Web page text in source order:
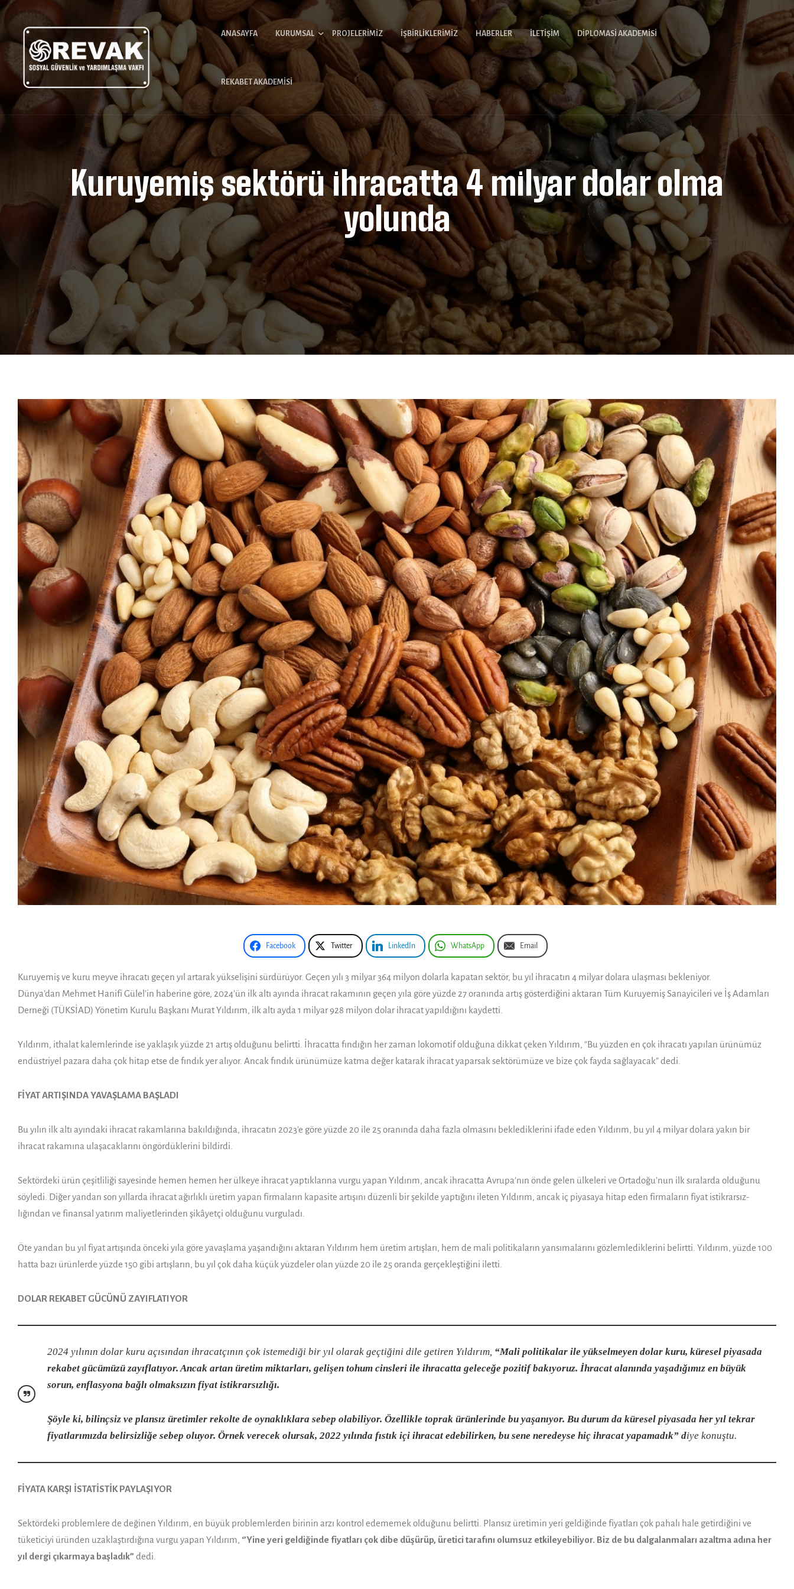
ANASAYFA KURUMSAL PROJELERIMIZ İŞBIRLIKLERIMIZ HABERLER İLETIŞIM DIPLOMASI AKADEMISI
REKABET AKADEMISI
Kuruyemiş sektörü ihracatta 4 milyar dolar olma
yolunda
Facebook Twitter LinkedIn WhatsApp Email
Kuruyemiş ve kuru meyve ihraca­tı geçen yıl artarak yükselişini sürdürüyor. Geçen yılı 3 milyar 364 milyon dolarla kapatan sektör, bu yıl ihracatın 4 milyar dolara ulaşması bek­leniyor.
Dünya’dan Mehmet Hanifi Gülel’in haberine göre, 2024’ün ilk altı ayında ihracat rakamının geçen yıla göre yüzde 27 ora­nında artış gösterdiğini aktaran Tüm Kuruyemiş Sanayicileri ve İş Adamları
Derneği (TÜKSİAD) Yönetim Kurulu Başkanı Murat Yıldırım, ilk altı ayda 1 milyar 928 milyon dolar ihracat yapıldı­ğını kaydetti.
Yıldırım, ithalat kalemle­rinde ise yaklaşık yüzde 21 artış olduğu­nu belirtti. İhracatta fındığın her zaman lokomotif olduğuna dikkat çeken Yıldı­rım, “Bu yüzden en çok ihracatı yapılan ürünümüz
endüstriyel pazara daha çok hitap etse de fındık yer alıyor. Ancak fın­dık ürünümüze katma değer katarak ih­racat yaparsak sektörümüze ve bize çok fayda sağlayacak” dedi.
FİYAT ARTIŞINDA YAVAŞLAMA BAŞLADI
Bu yılın ilk altı ayındaki ihracat ra­kamlarına bakıldığında, ihracatın 2023’e göre yüzde 20 ile 25 oranında daha fazla olmasını beklediklerini ifa­de eden Yıldırım, bu yıl 4 milyar dolara yakın bir
ihracat rakamına ulaşacak­larını öngördüklerini bildirdi.
Sektör­deki ürün çeşitliliği sayesinde hemen hemen her ülkeye ihracat yaptıklarına vurgu yapan Yıldırım, ancak ihracatta Avrupa’nın önde gelen ülkeleri ve Or­tadoğu’nun ilk sıralarda olduğunu
söy­ledi. Diğer yandan son yıllarda ihracat ağırlıklı üretim yapan firmaların kapa­site artışını düzenli bir şekilde yaptı­ğını ileten Yıldırım, ancak iç piyasaya hitap eden firmaların fiyat istikrarsız­
lığından ve finansal yatırım maliyetle­rinden şikâyetçi olduğunu vurguladı.
Öte yandan bu yıl fiyat artışında ön­ceki yıla göre yavaşlama yaşandığını aktaran Yıldırım hem üretim artışları, hem de mali politikaların yansımaları­nı gözlemlediklerini belirtti. Yıldırım, yüzde 100
hatta bazı ürünlerde yüzde 150 gibi artışların, bu yıl çok daha kü­çük yüzdeler olan yüzde 20 ile 25 oran­da gerçekleştiğini iletti.
DOLAR REKABET GÜCÜNÜ ZAYIFLATIYOR
2024 yılının dolar kuru açısından ih­racatçının çok istemediği bir yıl olarak geçtiğini dile getiren Yıldırım, “Mali po­litikalar ile yükselmeyen dolar kuru, kü­resel piyasada
rekabet gücümüzü zayıf­latıyor. Ancak artan üretim miktarla­rı, gelişen tohum cinsleri ile ihracatta geleceğe pozitif bakıyoruz. İhracat ala­nında yaşadığımız en büyük
sorun, enf­lasyona bağlı olmaksızın fiyat istikrar­sızlığı.
Şöyle ki, bilinçsiz ve plansız üre­timler rekolte de oynaklıklara sebep olabiliyor. Özellikle toprak ürünlerinde bu yaşanıyor. Bu durum da küresel pi­yasada her yıl tekrar
fiyatlarımızda be­lirsizliğe sebep oluyor. Örnek verecek olursak, 2022 yılında fıstık içi ihracat edebilirken, bu sene neredeyse hiç ihra­cat yapamadık” diye konuştu.
FİYATA KARŞI İSTATİSTİK PAYLAŞIYOR
Sektördeki problemlere de değinen Yıldırım, en büyük problemlerden bi­rinin arzı kontrol edememek olduğunu belirtti. Plansız üretimin yeri geldiğin­de fiyatları çok pahalı hale getirdiğini ve
tüketiciyi üründen uzaklaştırdığına vurgu yapan Yıldırım, ‘’Yine yeri geldi­ğinde fiyatları çok dibe düşürüp, üretici tarafını olumsuz etkileyebiliyor. Biz de bu dalgalanmaları azaltma adına her
yıl dergi çıkarmaya başladık” dedi.